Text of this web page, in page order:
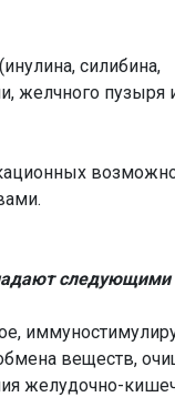
силибина,
желчного пузыря
следующими
веществ,
желудочно-